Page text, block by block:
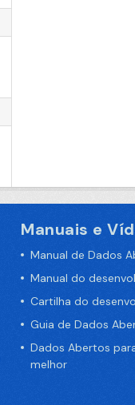
Manuais e
Manual de Dados
Manual do
Cartilha do
Guia de Dados
Dados Abertos
melhor